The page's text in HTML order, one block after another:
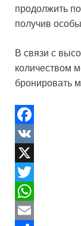
продолжить
получив
В связи с
количеством
бронировать
F
a
c
e
b
V
K
X
T
w
W